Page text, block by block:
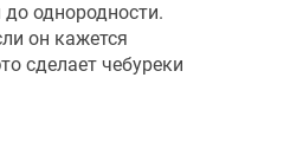
однородности.
он кажется
сделает чебуреки